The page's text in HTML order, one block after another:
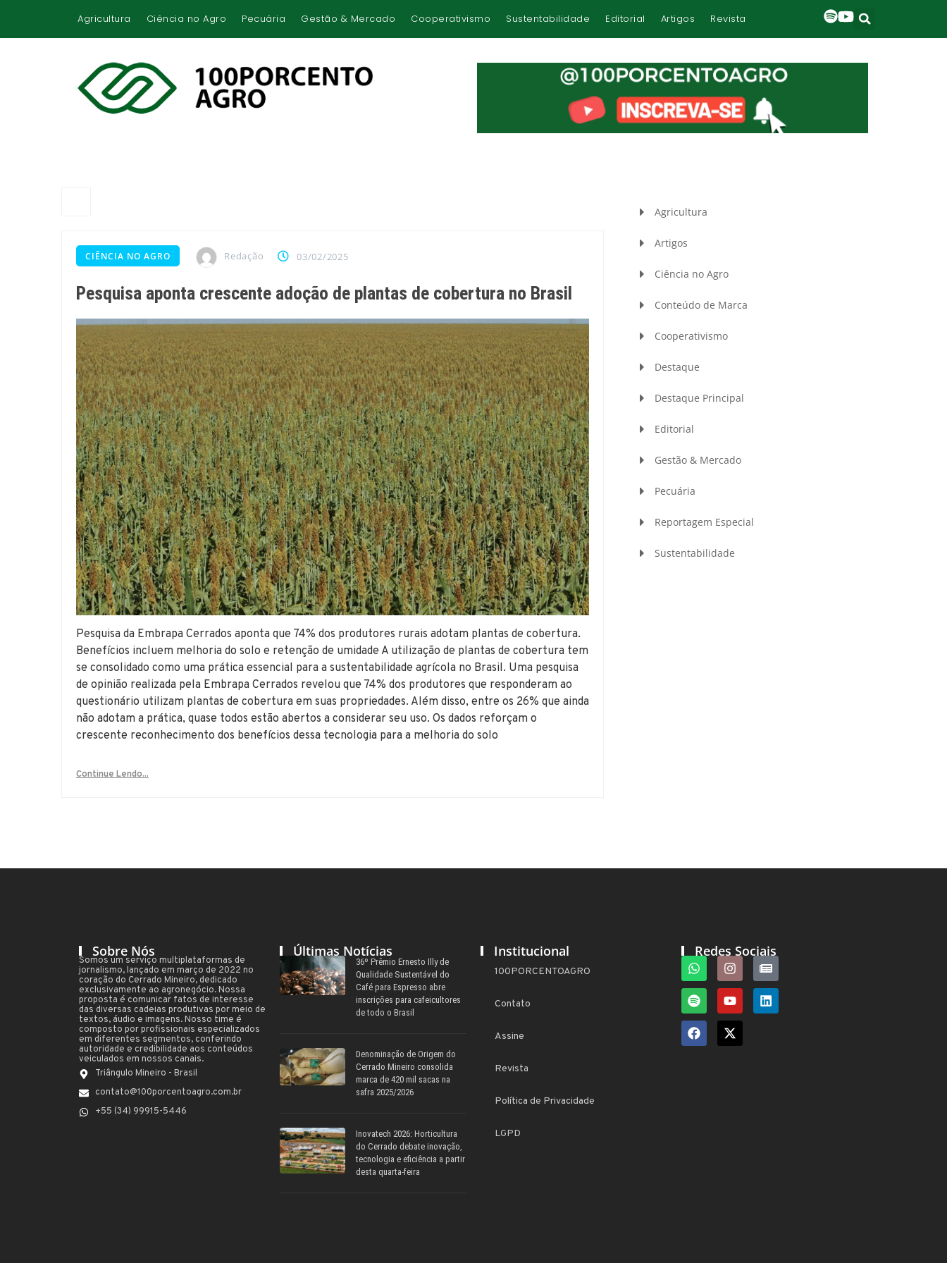
Agricultura Ciência no Agro Pecuária Gestão & Mercado Cooperativismo Sustentabilidade Editorial Artigos Revista
CIÊNCIA NO AGRO Redação 03/02/2025
Pesquisa aponta crescente adoção de plantas de cobertura no Brasil
Pesquisa da Embrapa Cerrados aponta que 74% dos produtores rurais adotam plantas de cobertura.
Benefícios incluem melhoria do solo e retenção de umidade A utilização de plantas de cobertura tem
se consolidado como uma prática essencial para a sustentabilidade agrícola no Brasil. Uma pesquisa
de opinião realizada pela Embrapa Cerrados revelou que 74% dos produtores que responderam ao
questionário utilizam plantas de cobertura em suas propriedades. Além disso, entre os 26% que ainda
não adotam a prática, quase todos estão abertos a considerar seu uso. Os dados reforçam o
crescente reconhecimento dos benefícios dessa tecnologia para a melhoria do solo
Continue Lendo...
Agricultura
Artigos
Ciência no Agro
Conteúdo de Marca
Cooperativismo
Destaque
Destaque Principal
Editorial
Gestão & Mercado
Pecuária
Reportagem Especial
Sustentabilidade
Sobre Nós
Somos um serviço multiplataformas de
jornalismo, lançado em março de 2022 no
coração do Cerrado Mineiro, dedicado
exclusivamente ao agronegócio. Nossa
proposta é comunicar fatos de interesse
das diversas cadeias produtivas por meio de
textos, áudio e imagens. Nosso time é
composto por profissionais especializados
em diferentes segmentos, conferindo
autoridade e credibilidade aos conteúdos
veiculados em nossos canais.
Triângulo Mineiro - Brasil
contato@100porcentoagro.com.br
+55 (34) 99915-5446
Últimas Notícias
36º Prêmio Ernesto Illy de
Qualidade Sustentável do
Café para Espresso abre
inscrições para cafeicultores
de todo o Brasil
Denominação de Origem do
Cerrado Mineiro consolida
marca de 420 mil sacas na
safra 2025/2026
Inovatech 2026: Horticultura
do Cerrado debate inovação,
tecnologia e eficiência a partir
desta quarta-feira
Institucional
100PORCENTOAGRO
Contato
Assine
Revista
Política de Privacidade
LGPD
Redes Sociais